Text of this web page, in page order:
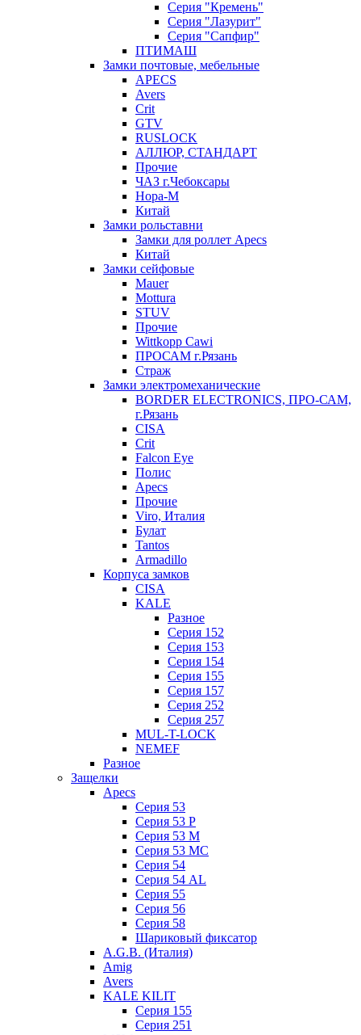
Серия "Кремень"
Серия "Лазурит"
Серия "Сапфир"
ПТИМАШ
Замки почтовые, мебельные
APECS
Avers
Crit
GTV
RUSLOCK
АЛЛЮР, СТАНДАРТ
Прочие
ЧАЗ г.Чебоксары
Нора-М
Китай
Замки рольставни
Замки для роллет Apecs
Китай
Замки сейфовые
Mauer
Mottura
STUV
Прочие
Wittkopp Cawi
ПРОСАМ г.Рязань
Страж
Замки электромеханические
BORDER ELECTRONICS, ПРО-САМ,
г.Рязань
CISA
Crit
Falcon Eye
Полис
Apecs
Прочие
Viro, Италия
Булат
Tantos
Armadillo
Корпуса замков
CISA
KALE
Разное
Серия 152
Серия 153
Серия 154
Серия 155
Серия 157
Серия 252
Серия 257
MUL-T-LOCK
NEMEF
Разное
Защелки
Apecs
Серия 53
Серия 53 P
Серия 53 М
Серия 53 МC
Серия 54
Серия 54 AL
Серия 55
Серия 56
Серия 58
Шариковый фиксатор
A.G.B. (Италия)
Amig
Avers
KALE KILIT
Серия 155
Серия 251